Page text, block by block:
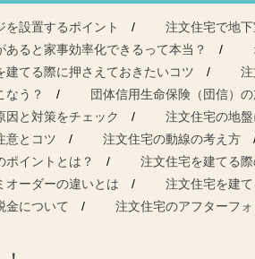
設置するポイント
注文住宅で地
ると家事効率化できるって本当？
てる際に押さえておきたいコツ
なう？
団体信用生命保険（団信）
因と対策をチェック
注文住宅の地
意とコツ
注文住宅の動線の考え方
ポイントとは？
注文住宅を建てる
オーダーの違いとは
注文住宅を建
金について
注文住宅のアフターフ